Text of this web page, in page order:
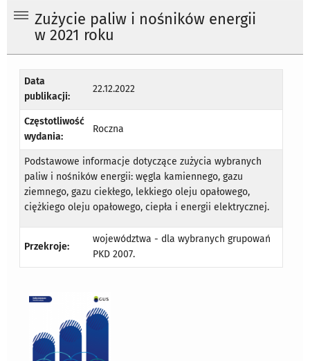
Zużycie paliw i nośników energii
w 2021 roku
Data
publikacji:
22.12.2022
Częstotliwość
wydania:
Roczna
Podstawowe informacje dotyczące zużycia wybranych
paliw i nośników energii: węgla kamiennego, gazu
ziemnego, gazu ciekłego, lekkiego oleju opałowego,
ciężkiego oleju opałowego, ciepła i energii elektrycznej.
Przekroje:
województwa - dla wybranych grupowań
PKD 2007.